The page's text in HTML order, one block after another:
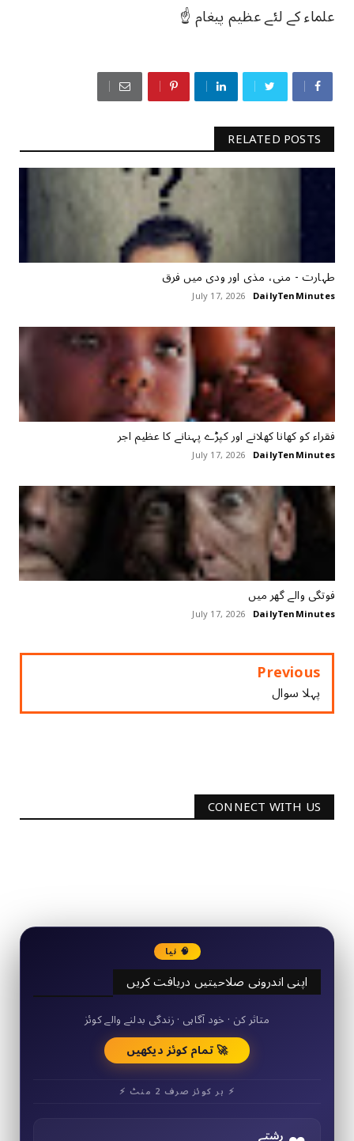
علماء کے لئے عظیم پیغام ☝️
RELATED POSTS
طہارت ‏- منی، مذی اور ودی میں فرق
DailyTenMinutes
July 17, 2026
DailyTenMinutes
July 17, 2026
فوتگی والے گھر میں
DailyTenMinutes
July 17, 2026
Previous
پہلا سوال
CONNECT WITH US
🧠 نیا
اپنی اندرونی صلاحیتیں دریافت کریں
50+ مختصر کوئز
متاثر کن · خود آگاہی · زندگی بدلنے والے کوئز
🚀 تمام کوئز دیکھیں
⚡ ہر کوئز صرف 2 منٹ ⚡
رشتے